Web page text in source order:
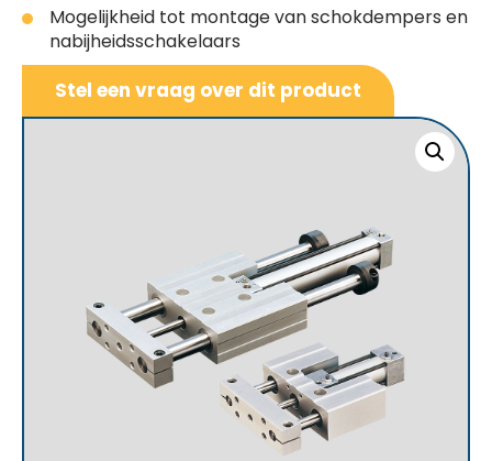
Mogelijkheid tot montage van schokdempers en
nabijheidsschakelaars
Stel een vraag over dit product